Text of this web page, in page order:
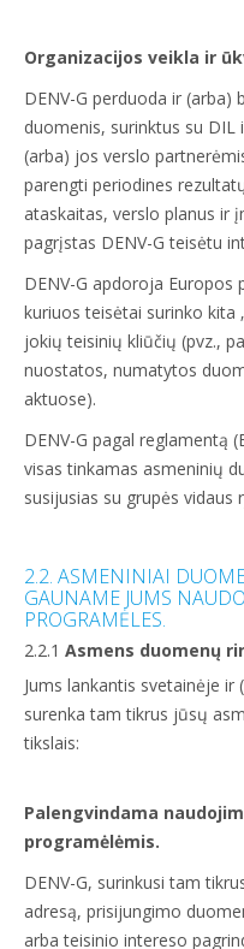
Organizacijos veikla ir
DENV-G perduoda ir (arba)
duomenis, surinktus su DIL
(arba) jos verslo
parengti periodines
ataskaitas, verslo planus ir
pagrįstas DENV-G teisėtu
DENV-G apdoroja Europos
kuriuos teisėtai surinko kita
jokių teisinių kliūčių (pvz.,
nuostatos, numatytos
aktuose).
DENV-G pagal reglamentą
visas tinkamas asmeninių
susijusias su grupės vidaus
2.2. ASMENINIAI
GAUNAME JUMS
PROGRAMĖLES.
2.2.1 Asmens duomenų
Jums lankantis svetainėje ir
surenka tam tikrus jūsų
tikslais:
Palengvindama
programėlėmis.
DENV-G, surinkusi tam
adresą, prisijungimo
arba teisinio intereso